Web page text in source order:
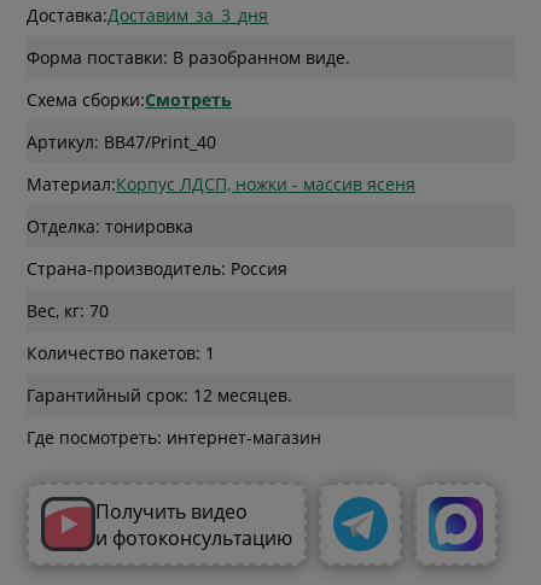
Доставка:Доставим_за_3_дня
Форма поставки: В разобранном виде.
Схема сборки:Смотреть
Артикул: BB47/Print_40
Материал:Корпус ЛДСП, ножки - массив ясеня
Отделка: тонировка
Страна-производитель: Россия
Вес, кг: 70
Количество пакетов: 1
Гарантийный срок: 12 месяцев.
Где посмотреть: интернет-магазин
Получить видео
и фотоконсультацию